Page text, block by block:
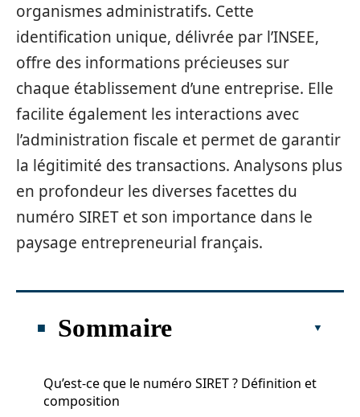
organismes administratifs. Cette
identification unique, délivrée par l’INSEE,
offre des informations précieuses sur
chaque établissement d’une entreprise. Elle
facilite également les interactions avec
l’administration fiscale et permet de garantir
la légitimité des transactions. Analysons plus
en profondeur les diverses facettes du
numéro SIRET et son importance dans le
paysage entrepreneurial français.
Sommaire
Qu’est-ce que le numéro SIRET ? Définition et
composition